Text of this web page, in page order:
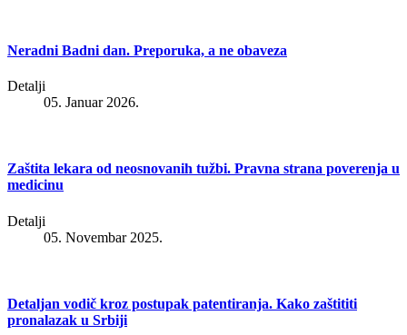
Neradni Badni dan. Preporuka, a ne obaveza
Detalji
05. Januar 2026.
Zaštita lekara od neosnovanih tužbi. Pravna strana poverenja u
medicinu
Detalji
05. Novembar 2025.
Detaljan vodič kroz postupak patentiranja. Kako zaštititi
pronalazak u Srbiji